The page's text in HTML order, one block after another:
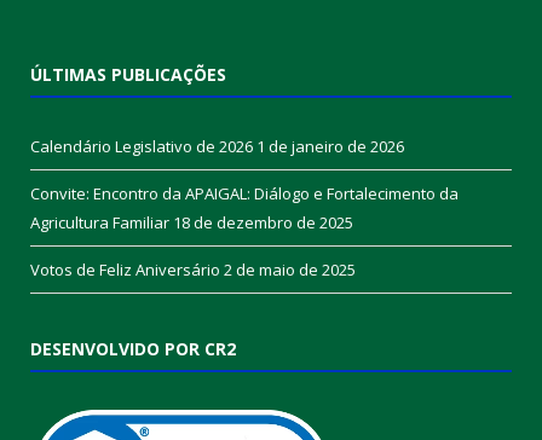
ÚLTIMAS PUBLICAÇÕES
Calendário Legislativo de 2026 1 de janeiro de 2026
Convite: Encontro da APAIGAL: Diálogo e Fortalecimento da
Agricultura Familiar 18 de dezembro de 2025
Votos de Feliz Aniversário 2 de maio de 2025
DESENVOLVIDO POR CR2